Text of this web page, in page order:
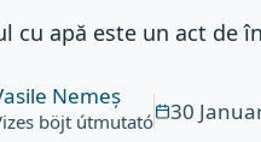
cu apă este un act de
Nemeș
böjt útmutató 30